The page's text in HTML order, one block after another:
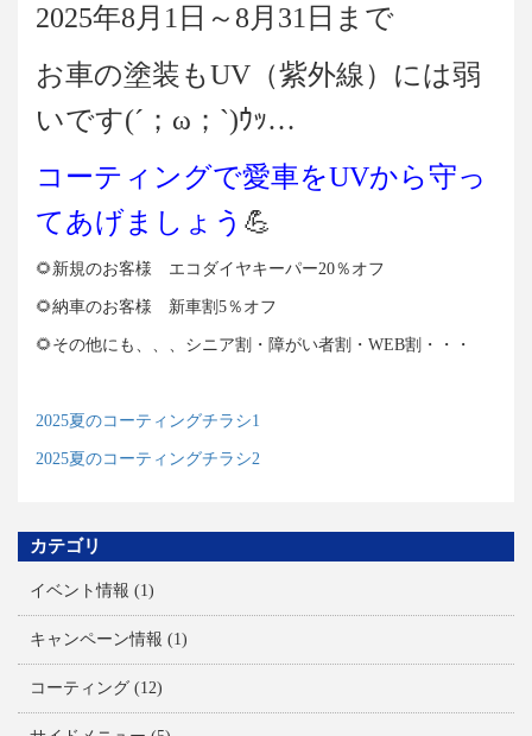
2025年8月1日～8月31日まで
お車の塗装もUV（紫外線）には弱
いです(´；ω；`)ｳｯ…
コーティングで愛車をUVから守っ
てあげましょう 💪
🌻新規のお客様 エコダイヤキーパー20％オフ
🌻納車のお客様 新車割5％オフ
🌻その他にも、、、シニア割・障がい者割・WEB割・・・
2025夏のコーティングチラシ1
2025夏のコーティングチラシ2
カテゴリ
イベント情報 (1)
キャンペーン情報 (1)
コーティング (12)